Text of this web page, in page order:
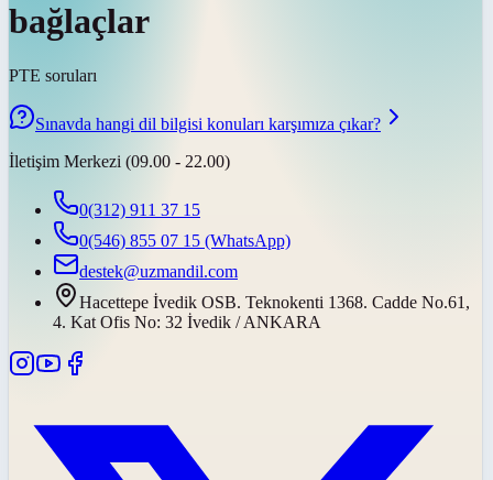
bağlaçlar
PTE soruları
Sınavda hangi dil bilgisi konuları karşımıza çıkar?
İletişim Merkezi (09.00 - 22.00)
0(312) 911 37 15
0(546) 855 07 15 (WhatsApp)
destek@uzmandil.com
Hacettepe İvedik OSB. Teknokenti 1368. Cadde No.61,
4. Kat Ofis No: 32 İvedik / ANKARA